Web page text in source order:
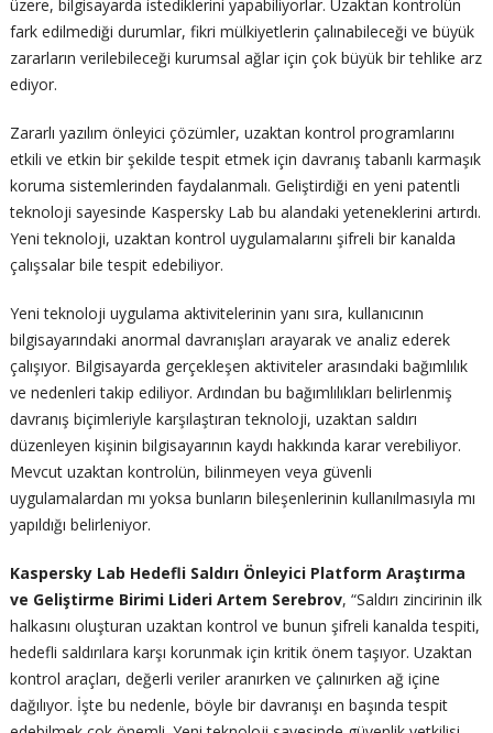
üzere, bilgisayarda istediklerini yapabiliyorlar. Uzaktan kontrolün
fark edilmediği durumlar, fikri mülkiyetlerin çalınabileceği ve büyük
zararların verilebileceği kurumsal ağlar için çok büyük bir tehlike arz
ediyor.
Zararlı yazılım önleyici çözümler, uzaktan kontrol programlarını
etkili ve etkin bir şekilde tespit etmek için davranış tabanlı karmaşık
koruma sistemlerinden faydalanmalı. Geliştirdiği en yeni patentli
teknoloji sayesinde Kaspersky Lab bu alandaki yeteneklerini artırdı.
Yeni teknoloji, uzaktan kontrol uygulamalarını şifreli bir kanalda
çalışsalar bile tespit edebiliyor.
Yeni teknoloji uygulama aktivitelerinin yanı sıra, kullanıcının
bilgisayarındaki anormal davranışları arayarak ve analiz ederek
çalışıyor. Bilgisayarda gerçekleşen aktiviteler arasındaki bağımlılık
ve nedenleri takip ediliyor. Ardından bu bağımlılıkları belirlenmiş
davranış biçimleriyle karşılaştıran teknoloji, uzaktan saldırı
düzenleyen kişinin bilgisayarının kaydı hakkında karar verebiliyor.
Mevcut uzaktan kontrolün, bilinmeyen veya güvenli
uygulamalardan mı yoksa bunların bileşenlerinin kullanılmasıyla mı
yapıldığı belirleniyor.
Kaspersky Lab Hedefli Saldırı Önleyici Platform Araştırma
ve Geliştirme Birimi Lideri Artem Serebrov, “Saldırı zincirinin ilk
halkasını oluşturan uzaktan kontrol ve bunun şifreli kanalda tespiti,
hedefli saldırılara karşı korunmak için kritik önem taşıyor. Uzaktan
kontrol araçları, değerli veriler aranırken ve çalınırken ağ içine
dağılıyor. İşte bu nedenle, böyle bir davranışı en başında tespit